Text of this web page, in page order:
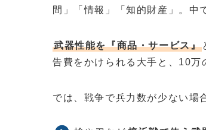
間」「情報」「知的財産」。中
武器性能を『商品・サービス』
告費をかけられる大手と、10万
では、戦争で兵力数が少ない場